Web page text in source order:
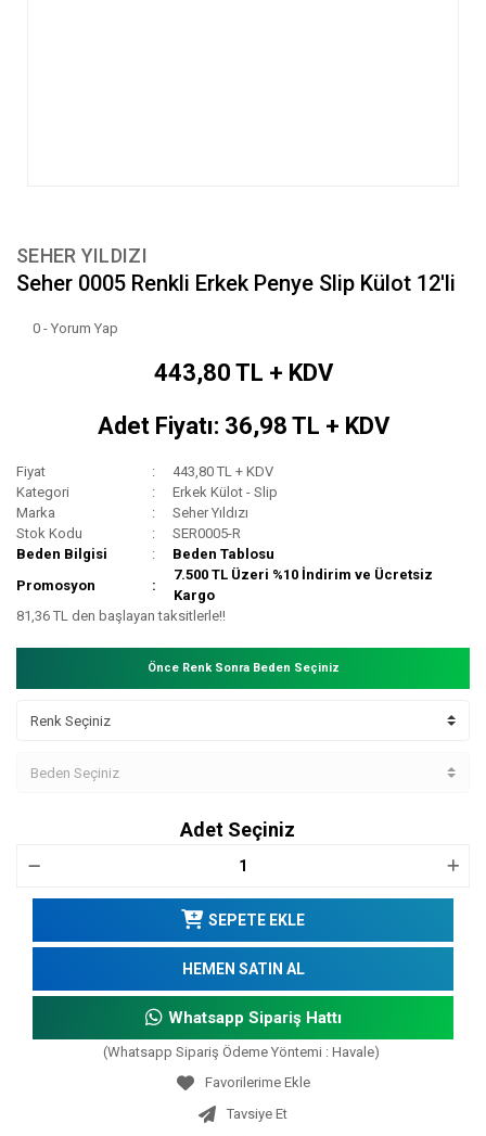
SEHER YILDIZI
Seher 0005 Renkli Erkek Penye Slip Külot 12'li
0 - Yorum Yap
443,80 TL + KDV
Adet Fiyatı: 36,98 TL + KDV
Fiyat
443,80 TL + KDV
Kategori
Erkek Külot - Slip
Marka
Seher Yıldızı
Stok Kodu
SER0005-R
Beden Bilgisi
Beden Tablosu
Promosyon
7.500 TL Üzeri %10 İndirim ve Ücretsiz
Kargo
81,36 TL den başlayan taksitlerle!!
Önce Renk Sonra Beden Seçiniz
Adet Seçiniz
SEPETE EKLE
HEMEN SATIN AL
Whatsapp Sipariş Hattı
(Whatsapp Sipariş Ödeme Yöntemi : Havale)
Tavsiye Et